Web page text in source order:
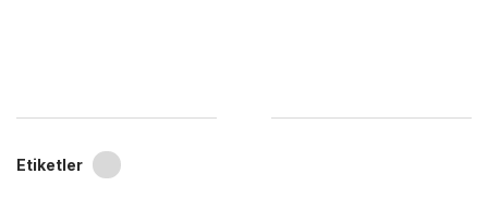
Etiketler